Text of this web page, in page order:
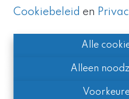
Cookiebeleid en
Alle
Alleen
partner,